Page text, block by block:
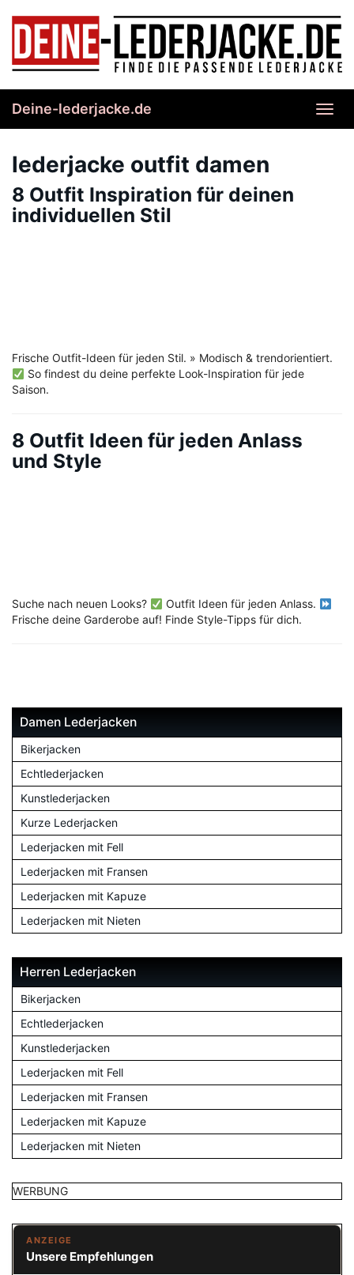
content
Deine-lederjacke.de
lederjacke outfit damen
8 Outfit Inspiration für deinen
individuellen Stil
Frische Outfit-Ideen für jeden Stil. » Modisch & trendorientiert.
So findest du deine perfekte Look-Inspiration für jede
Saison.
8 Outfit Ideen für jeden Anlass
und Style
Suche nach neuen Looks?
Outfit Ideen für jeden Anlass.
Frische deine Garderobe auf! Finde Style-Tipps für dich.
Damen Lederjacken
Bikerjacken
Echtlederjacken
Kunstlederjacken
Kurze Lederjacken
Lederjacken mit Fell
Lederjacken mit Fransen
Lederjacken mit Kapuze
Lederjacken mit Nieten
Herren Lederjacken
Bikerjacken
Echtlederjacken
Kunstlederjacken
Lederjacken mit Fell
Lederjacken mit Fransen
Lederjacken mit Kapuze
Lederjacken mit Nieten
WERBUNG
ANZEIGE
Unsere Empfehlungen